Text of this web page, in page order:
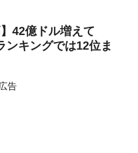
42億ドル増えて
ンキングでは12位ま
広告